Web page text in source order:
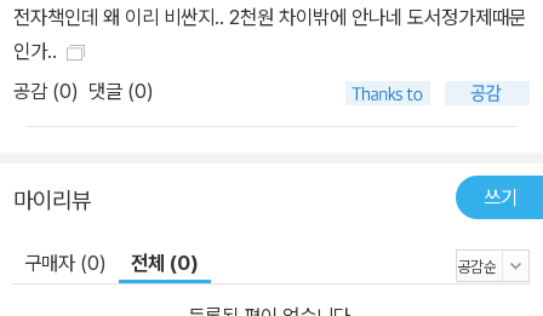
전자책인데 왜 이리 비싼지.. 2천원 차이밖에 안나네 도서정가제때문
인가..
공감 (0) 댓글 (0)
마이리뷰 쓰기
구매자 (0) 전체 (0)